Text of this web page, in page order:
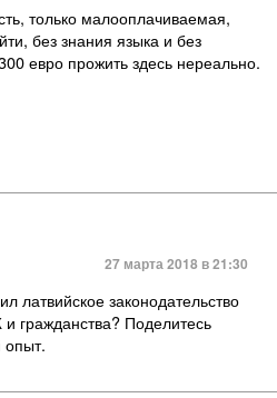
только малооплачиваемая,
без знания языка и без
евро прожить здесь нереально.
27 марта 2018 в 21:30
латвийское законодательство
гражданства? Поделитесь